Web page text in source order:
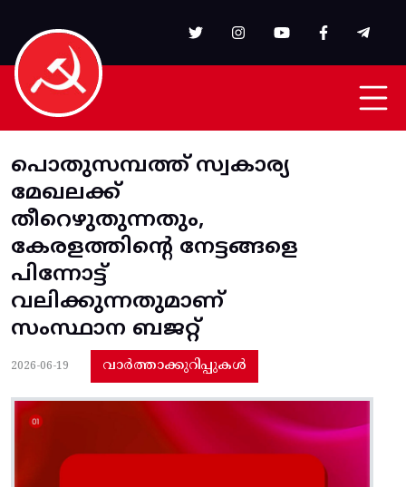
പൊതുസമ്പത്ത്‌ സ്വകാര്യ
മേഖലക്ക്‌
തീറെഴുതുന്നതും,
കേരളത്തിന്റെ നേട്ടങ്ങളെ
പിന്നോട്ട്‌
വലിക്കുന്നതുമാണ്‌
സംസ്ഥാന ബജറ്റ്‌
2026-06-19 വാർത്താക്കുറിപ്പുകൾ